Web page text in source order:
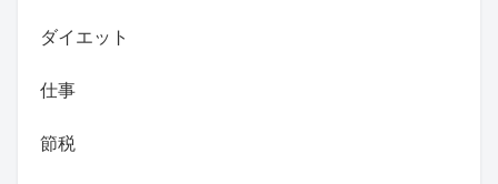
ダイエット
仕事
節税